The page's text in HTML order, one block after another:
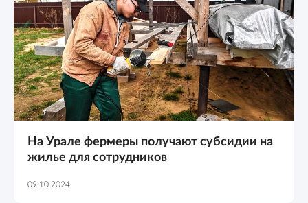
На Урале фермеры получают субсидии на
жилье для сотрудников
09.10.2024